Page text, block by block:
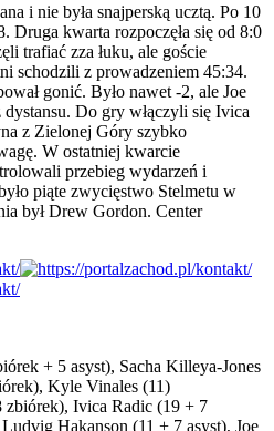
i nie była snajperską ucztą. Po 10
Druga kwarta rozpoczęła się od 8:0
trafiać zza łuku, ale goście
schodzili z prowadzeniem 45:34.
gonić. Było nawet -2, ale Joe
Do gry włączyli się Ivica
z Zielonej Góry szybko
W ostatniej kwarcie
przebieg wydarzeń i
piąte zwycięstwo Stelmetu w
był Drew Gordon. Center
+ 5 asyst), Sacha Killeya-Jones
Kyle Vinales (11)
zbiórek), Ivica Radic (19 + 7
Hakanson (11 + 7 asyst), Joe